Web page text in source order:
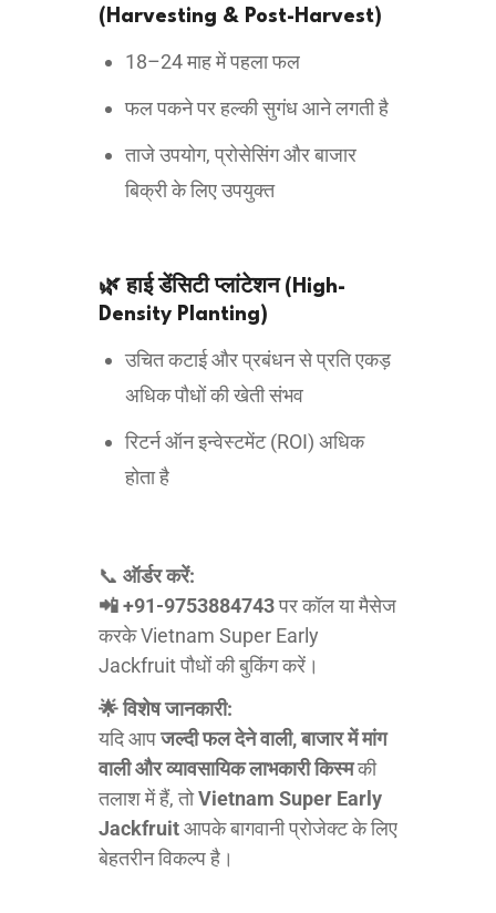
(Harvesting & Post-Harvest)
18–24 माह में पहला फल
फल पकने पर हल्की सुगंध आने लगती है
ताजे उपयोग, प्रोसेसिंग और बाजार
बिक्री के लिए उपयुक्त
🌿 हाई डेंसिटी प्लांटेशन (High-
Density Planting)
उचित कटाई और प्रबंधन से प्रति एकड़
अधिक पौधों की खेती संभव
रिटर्न ऑन इन्वेस्टमेंट (ROI) अधिक
होता है
📞 ऑर्डर करें:
📲 +91-9753884743पर कॉल या मैसेज
करके Vietnam Super Early
Jackfruit पौधों की बुकिंग करें।
🌟 विशेष जानकारी:
यदि आपजल्दी फल देने वाली, बाजार में मांग
वाली और व्यावसायिक लाभकारी किस्मकी
तलाश में हैं, तोVietnam Super Early
Jackfruitआपके बागवानी प्रोजेक्ट के लिए
बेहतरीन विकल्प है।